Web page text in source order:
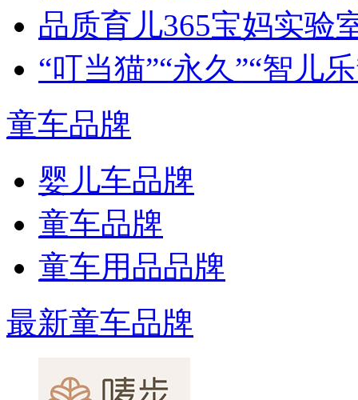
品质育儿365宝妈实验
“叮当猫”“永久”“智儿
童车品牌
婴儿车品牌
童车品牌
童车用品品牌
最新童车品牌